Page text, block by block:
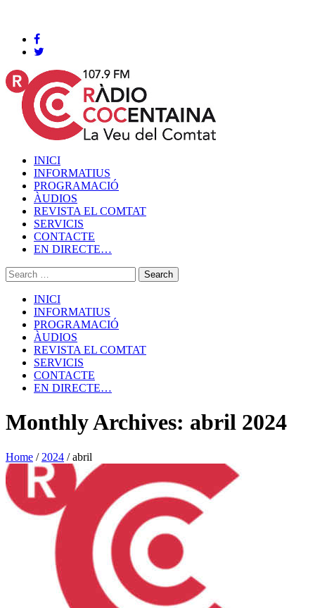
INICI
INFORMATIUS
PROGRAMACIÓ
ÀUDIOS
REVISTA EL COMTAT
SERVICIS
CONTACTE
EN DIRECTE…
INICI
INFORMATIUS
PROGRAMACIÓ
ÀUDIOS
REVISTA EL COMTAT
SERVICIS
CONTACTE
EN DIRECTE…
Monthly Archives: abril 2024
Home / 2024 /abril